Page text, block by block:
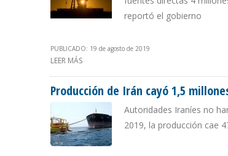
reportó el gobierno
PUBLICADO: 19 de agosto de 2019
LEER MÁS
Producción de Irán cayó 1,5
Autoridades Iraníes no
2019, la producción cae